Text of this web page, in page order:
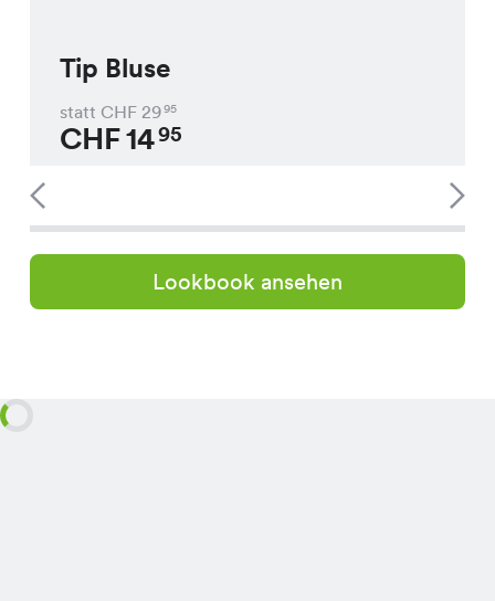
Tip Bluse
statt CHF 2995
CHF1495
Lookbook ansehen